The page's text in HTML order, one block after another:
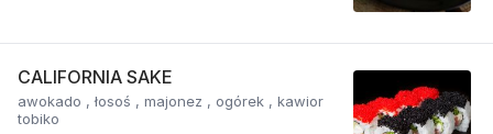
CALIFORNIA SAKE
awokado , łosoś , majonez , ogórek , kawior
tobiko